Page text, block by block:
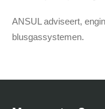
ANSUL adviseert,
blusgassystemen.